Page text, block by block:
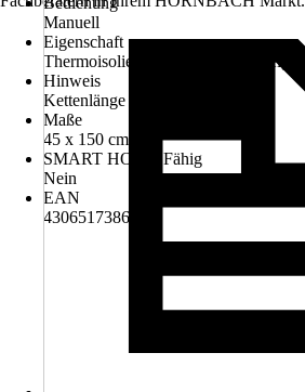
Manuell
Eigenschaft
Thermoisolierend, Feuchtraumgeeignet
Hinweis
Kettenlänge 1 m
Maße
45 x 150 cm
SMART HOME Fähig
Nein
EAN
4306517386665